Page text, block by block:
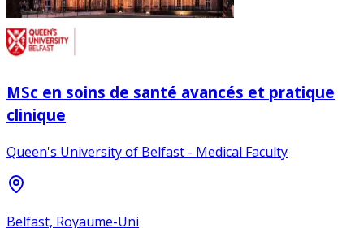
MSc en soins de santé avancés et pratique
clinique
Queen's University of Belfast - Medical Faculty
Belfast, Royaume-Uni